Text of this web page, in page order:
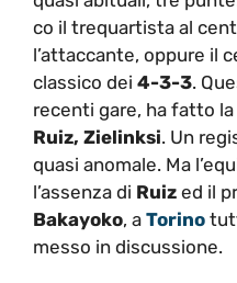
co il trequartista al
l’attaccante, oppure il
classico dei 4-3-3.
recenti gare, ha fatto
Ruiz, Zielinksi. Un
quasi anomale. Ma
l’assenza di Ruiz ed il
Bakayoko, a Torino
messo in discussione.